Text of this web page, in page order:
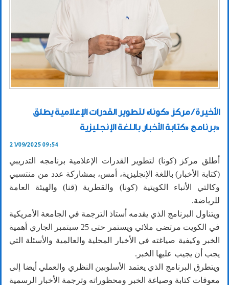
الأخيرة / مركز «كونا» لتطوير القدرات الإعلامية يطلق
برنامج «كتابة الأخبار باللغة الإنجليزية»
21/09/2025 09:54
أطلق مركز (كونا) لتطوير القدرات الإعلامية برنامجه التدريبي
(كتابة الأخبار) باللغة الإنجليزية، أمس، بمشاركة عدد من منتسبي
وكالتي الأنباء الكويتية (كونا) والقطرية (قنا) والهيئة العامة
للرياضة.
ويتناول البرنامج الذي يقدمه أستاذ الترجمة في الجامعة الأمريكية
في الكويت مرتضى ملائي ويستمر حتى 25 سبتمبر الجاري أهمية
الخبر وكيفية صياغته في الأخبار المحلية والعالمية والأسئلة التي
يجب أن يجيب عليها الخبر.
ويتطرق البرنامج الذي يعتمد الأسلوبين النظري والعملي أيضا إلى
معوقات كتابة وصياغة الخبر ومحظوراته وترجمة الأخبار الرسمية